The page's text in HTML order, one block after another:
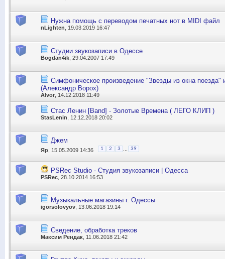
Нужна помощь с переводом печатных нот в MIDI файл
nLighten , 19.03.2019 16:47
Студии звукозаписи в Одессе
Bogdan4ik , 29.04.2007 17:49
Симфоническое произведение "Звезды из окна поезда"
(Александр Ворох)
Alvor , 14.12.2018 11:49
Стас Ленин [Band] - Золотые Времена ( ЛЕГО КЛИП )
StasLenin , 12.12.2018 20:02
Джем
Яр , 15.05.2009 14:36 1 2 3 39
PSRec Studio - Студия звукозаписи | Одесса
PSRec , 28.10.2014 16:53
Музыкальные магазины г. Одессы
igorsolovyov , 13.06.2018 19:14
Сведение, обработка треков
Максим Рендак , 11.06.2018 21:42